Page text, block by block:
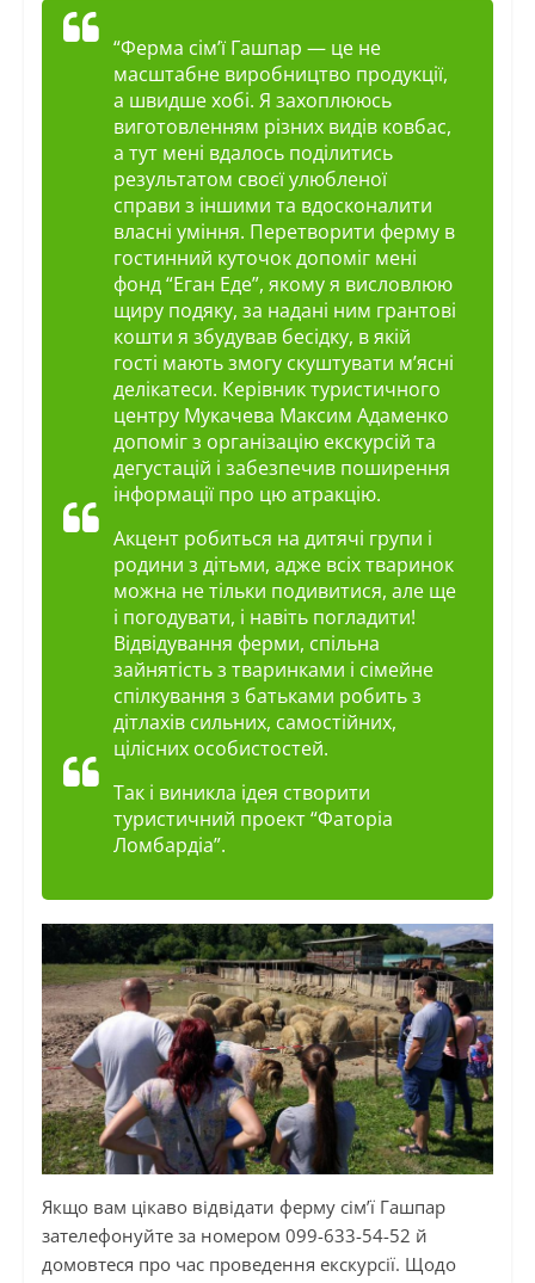
“Ферма сім’ї Гашпар — це не
масштабне виробництво продукції,
а швидше хобі. Я захоплююсь
виготовленням різних видів ковбас,
а тут мені вдалось поділитись
результатом своєї улюбленої
справи з іншими та вдосконалити
власні уміння. Перетворити ферму в
гостинний куточок допоміг мені
фонд “Еган Еде”, якому я висловлюю
щиру подяку, за надані ним грантові
кошти я збудував бесідку, в якій
гості мають змогу скуштувати м’ясні
делікатеси. Керівник туристичного
центру Мукачева Максим Адаменко
допоміг з організацію екскурсій та
дегустацій і забезпечив поширення
інформації про цю атракцію.
Акцент робиться на дитячі групи і
родини з дітьми, адже всіх тваринок
можна не тільки подивитися, але ще
і погодувати, і навіть погладити!
Відвідування ферми, спільна
зайнятість з тваринками і сімейне
спілкування з батьками робить з
дітлахів сильних, самостійних,
цілісних особистостей.
Так і виникла ідея створити
туристичний проект “Фаторіа
Ломбардіа”.
Якщо вам цікаво відвідати ферму сім’ї Гашпар
зателефонуйте за номером 099-633-54-52 й
домовтеся про час проведення екскурсії. Щодо